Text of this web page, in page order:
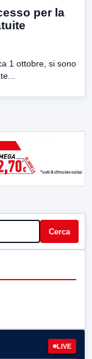
per la
1 ottobre, si sono
Cerca
LIVE